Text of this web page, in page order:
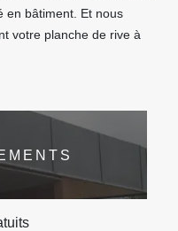
en bâtiment. Et nous
votre planche de rive à